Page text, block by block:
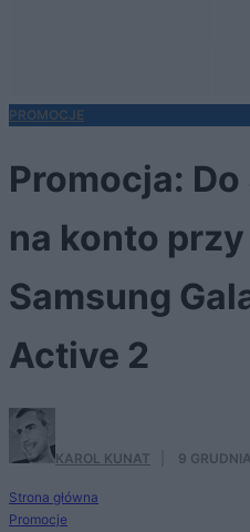
PROMOCJE
Promocja:
na konto
Samsung
Active 2
KAROL KUNAT 9
Strona główna
Promocje